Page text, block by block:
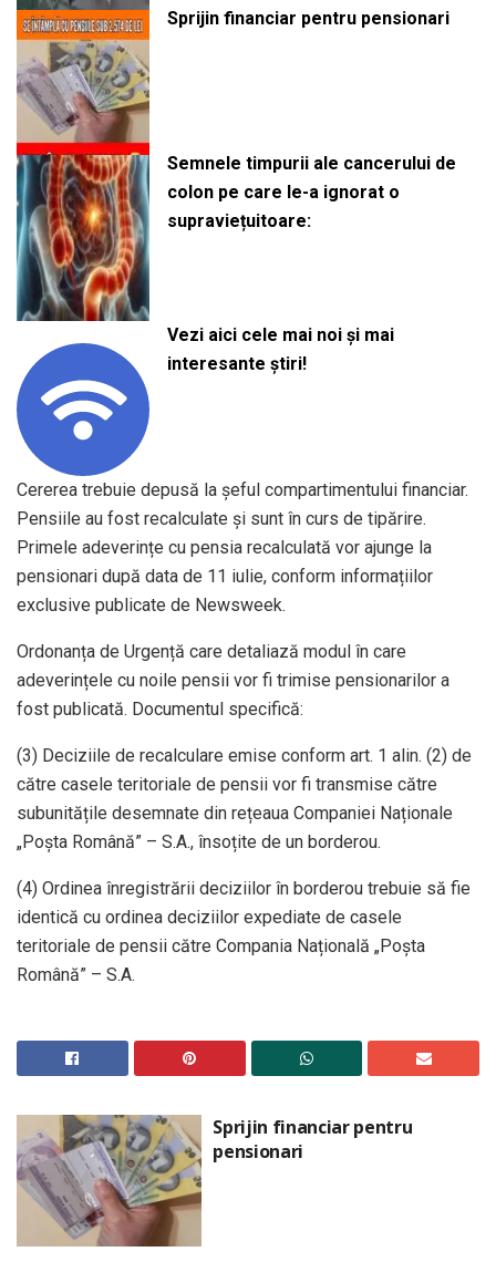
Sprijin financiar pentru pensionari
Semnele timpurii ale cancerului de
colon pe care le-a ignorat o
supraviețuitoare:
Vezi aici cele mai noi și mai
interesante știri!
Cererea trebuie depusă la șeful compartimentului financiar.
Pensiile au fost recalculate și sunt în curs de tipărire.
Primele adeverințe cu pensia recalculată vor ajunge la
pensionari după data de 11 iulie, conform informațiilor
exclusive publicate de Newsweek.
Ordonanța de Urgență care detaliază modul în care
adeverințele cu noile pensii vor fi trimise pensionarilor a
fost publicată. Documentul specifică:
(3) Deciziile de recalculare emise conform art. 1 alin. (2) de
către casele teritoriale de pensii vor fi transmise către
subunitățile desemnate din rețeaua Companiei Naționale
„Poșta Română” – S.A., însoțite de un borderou.
(4) Ordinea înregistrării deciziilor în borderou trebuie să fie
identică cu ordinea deciziilor expediate de casele
teritoriale de pensii către Compania Națională „Poșta
Română” – S.A.
Sprijin financiar pentru
pensionari